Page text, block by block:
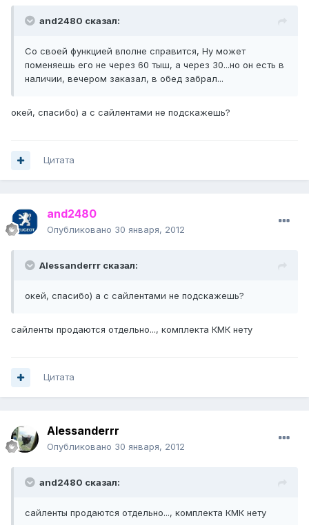
and2480 сказал:
Со своей функцией вполне справится, Ну может
поменяешь его не через 60 тыш, а через 30...но он есть в
наличии, вечером заказал, в обед забрал...
окей, спасибо) а с сайлентами не подскажешь?
Цитата
and2480
Опубликовано 30 января, 2012
Alessanderrr сказал:
окей, спасибо) а с сайлентами не подскажешь?
сайленты продаются отдельно..., комплекта КМК нету
Цитата
Alessanderrr
Опубликовано 30 января, 2012
and2480 сказал:
сайленты продаются отдельно..., комплекта КМК нету